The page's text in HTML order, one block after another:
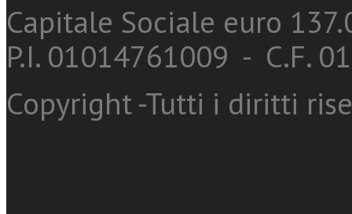
Capitale Sociale euro
P.I. 01014761009 - C.F.
Copyright -Tutti i diritti